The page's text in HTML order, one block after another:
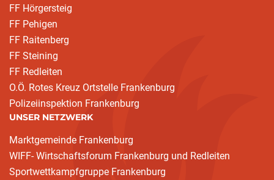
FF Hörgersteig
FF Pehigen
FF Raitenberg
FF Steining
FF Redleiten
O.Ö. Rotes Kreuz Ortstelle Frankenburg
Polizeiinspektion Frankenburg
UNSER NETZWERK
Marktgemeinde Frankenburg
WIFF- Wirtschaftsforum Frankenburg und Redleiten
Sportwettkampfgruppe Frankenburg